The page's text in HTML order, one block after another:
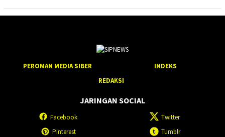
PEROMAN MEDIA SIBER
INDEKS
REDAKSI
JARINGAN SOCIAL
Facebook
Twitter
Pinterest
Tumblr